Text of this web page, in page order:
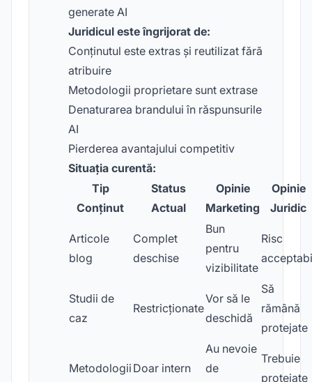
generate AI
Juridicul este îngrijorat de:
Conținutul este extras și reutilizat fără
atribuire
Metodologii proprietare sunt extrase
Denaturarea brandului în răspunsurile
AI
Pierderea avantajului competitiv
Situația curentă:
Tip
Conținut
Status
Actual
Opinie
Marketing
Opinie
Juridic
Articole
blog
Complet
deschise
Bun
pentru
vizibilitate
Risc
Studii de
caz
Restricționate
Vor să le
deschidă
Să
rămână
protejate
Metodologii Doar intern
Au nevoie
de
Trebuie
protejate